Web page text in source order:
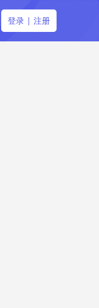
登录 | 注册